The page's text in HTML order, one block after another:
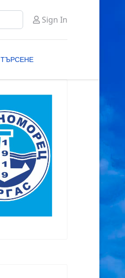
Sign In
ТЪРСЕНЕ